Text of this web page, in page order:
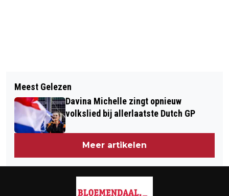
JUBILEREND CIOS HAARLEM
HOOFDDORP HOUDT REÜNIE
IEDERE MAAND EERLIJKE EN
BIOLOGISCHE THEE MET TEAMWORK
TEA
Meest Gelezen
Davina Michelle zingt opnieuw
volkslied bij allerlaatste Dutch GP
Meer artikelen